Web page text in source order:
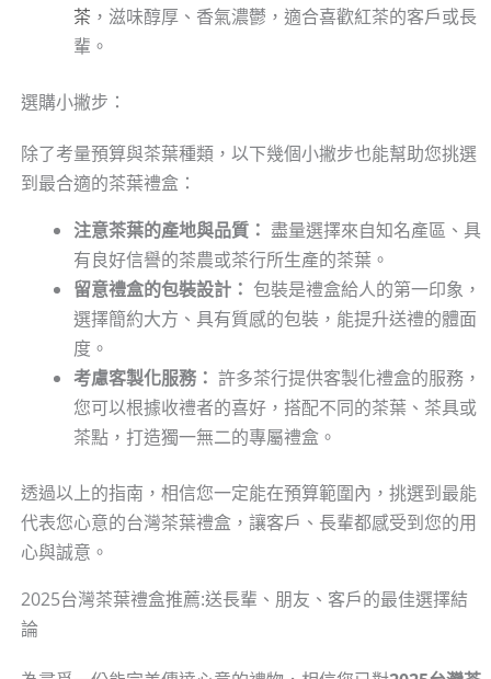
茶 ，滋味醇厚、香氣濃鬱，適合喜歡紅茶的客戶或長
輩。
選購小撇步：
除了考量預算與茶葉種類，以下幾個小撇步也能幫助您挑選
到最合適的茶葉禮盒：
注意茶葉的產地與品質： 盡量選擇來自知名產區、具
有良好信譽的茶農或茶行所生產的茶葉。
留意禮盒的包裝設計： 包裝是禮盒給人的第一印象，
選擇簡約大方、具有質感的包裝，能提升送禮的體面
度。
考慮客製化服務： 許多茶行提供客製化禮盒的服務，
您可以根據收禮者的喜好，搭配不同的茶葉、茶具或
茶點，打造獨一無二的專屬禮盒。
透過以上的指南，相信您一定能在預算範圍內，挑選到最能
代表您心意的台灣茶葉禮盒，讓客戶、長輩都感受到您的用
心與誠意。
2025台灣茶葉禮盒推薦:送長輩、朋友、客戶的最佳選擇結
論